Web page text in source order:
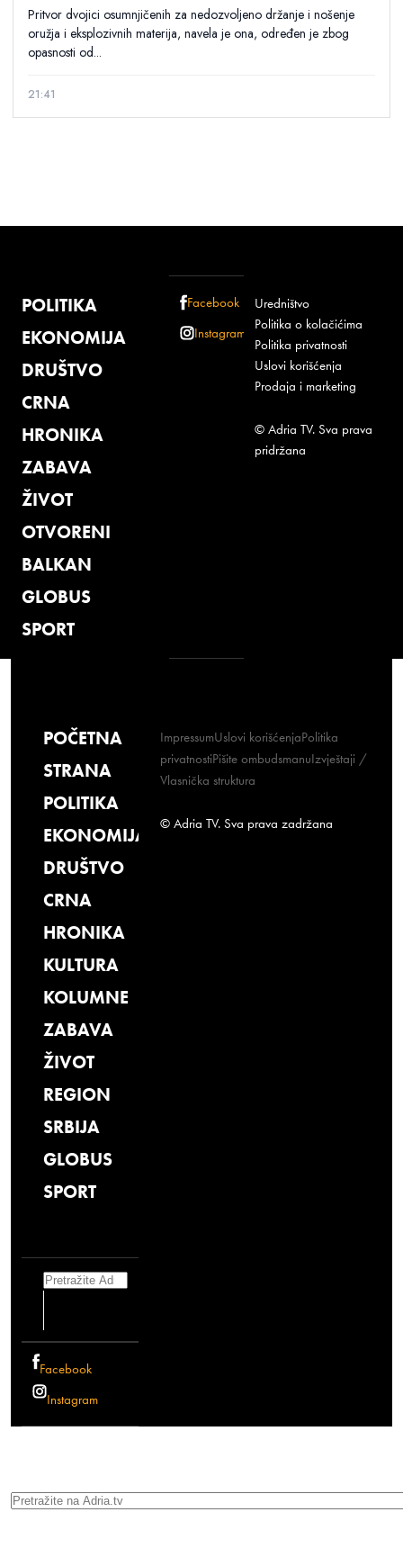
Pritvor dvojici osumnjičenih za nedozvoljeno držanje i nošenje
oružja i eksplozivnih materija, navela je ona, određen je zbog
opasnosti od...
21:41
POLITIKA
EKONOMIJA
DRUŠTVO
CRNA
HRONIKA
ZABAVA
ŽIVOT
OTVORENI
BALKAN
GLOBUS
SPORT
Facebook
Instagram
Uredništvo
Politika o kolačićima
Politika privatnosti
Uslovi korišćenja
Prodaja i marketing
© Adria TV. Sva prava
pridržana
POČETNA
STRANA
POLITIKA
EKONOMIJA
DRUŠTVO
CRNA
HRONIKA
KULTURA
KOLUMNE
ZABAVA
ŽIVOT
REGION
SRBIJA
GLOBUS
SPORT
Search
Facebook
Instagram
ImpressumUslovi korišćenjaPolitika
privatnostiPišite ombudsmanuIzvještaji /
Vlasnička struktura
© Adria TV. Sva prava zadržana
Search